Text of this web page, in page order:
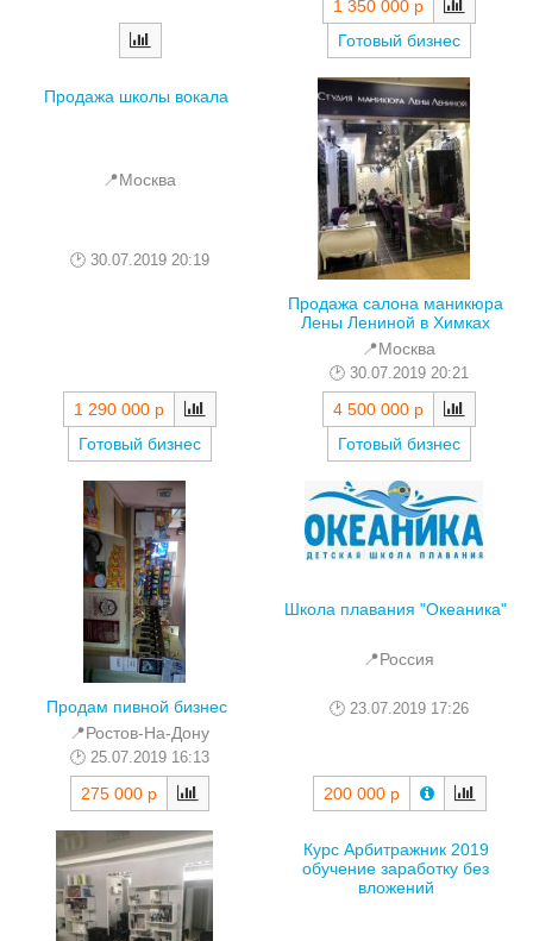
1 350 000 р
Готовый бизнес
Продажа школы вокала
📍Москва
30.07.2019 20:19
1 290 000 р
Готовый бизнес
Продажа салона маникюра
Лены Лениной в Химках
📍Москва
30.07.2019 20:21
4 500 000 р
Готовый бизнес
Продам пивной бизнес
📍Ростов-На-Дону
25.07.2019 16:13
275 000 р
Школа плавания "Океаника"
📍Россия
23.07.2019 17:26
200 000 р
Курс Арбитражник 2019
обучение заработку без
вложений